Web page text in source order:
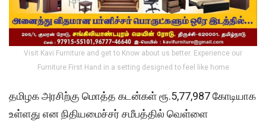
Visit Kavi Furniture and get to Know about us better. Experience our
Furniture First Hand in a setting designed to feel like home
தமிழக அரசிற்கு மொத்த கடன்கள் ரூ.5,77,987 கோடியாக
உள்ளது என நிதியமைச்சர் சமீபத்தில் வெள்ளை